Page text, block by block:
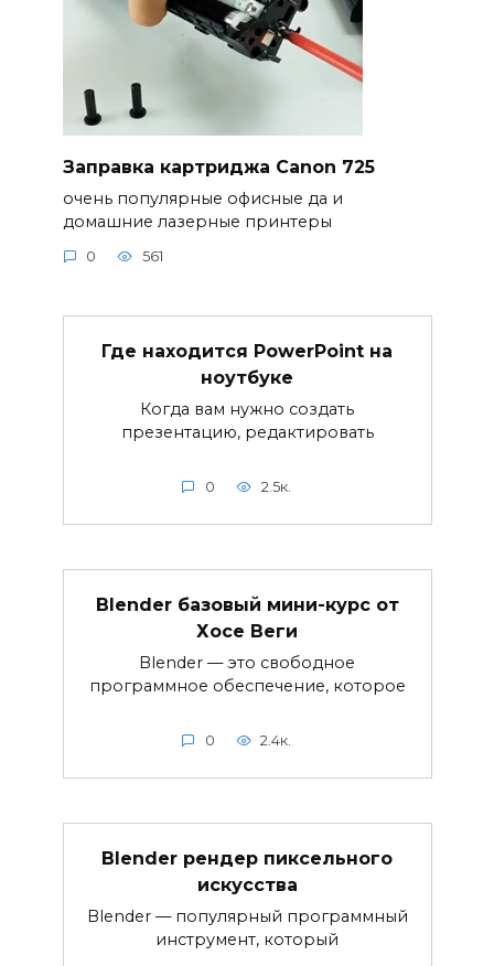
Заправка картриджа Canon 725
очень популярные офисные да и
домашние лазерные принтеры
0 561
Где находится PowerPoint на
ноутбуке
Когда вам нужно создать
презентацию, редактировать
0 2.5к.
Blender базовый мини-курс от
Хосе Веги
Blender — это свободное
программное обеспечение, которое
0 2.4к.
Blender рендер пиксельного
искусства
Blender — популярный программный
инструмент, который